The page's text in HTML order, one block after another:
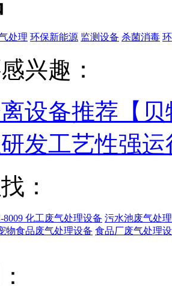
处理 环保新能源 监测设备 杀菌消毒
兴趣：
设备推荐【
发工艺性强
：
8009 化工废气处理设备 污水池废气处
物食品废气处理设备 食品厂废气处理